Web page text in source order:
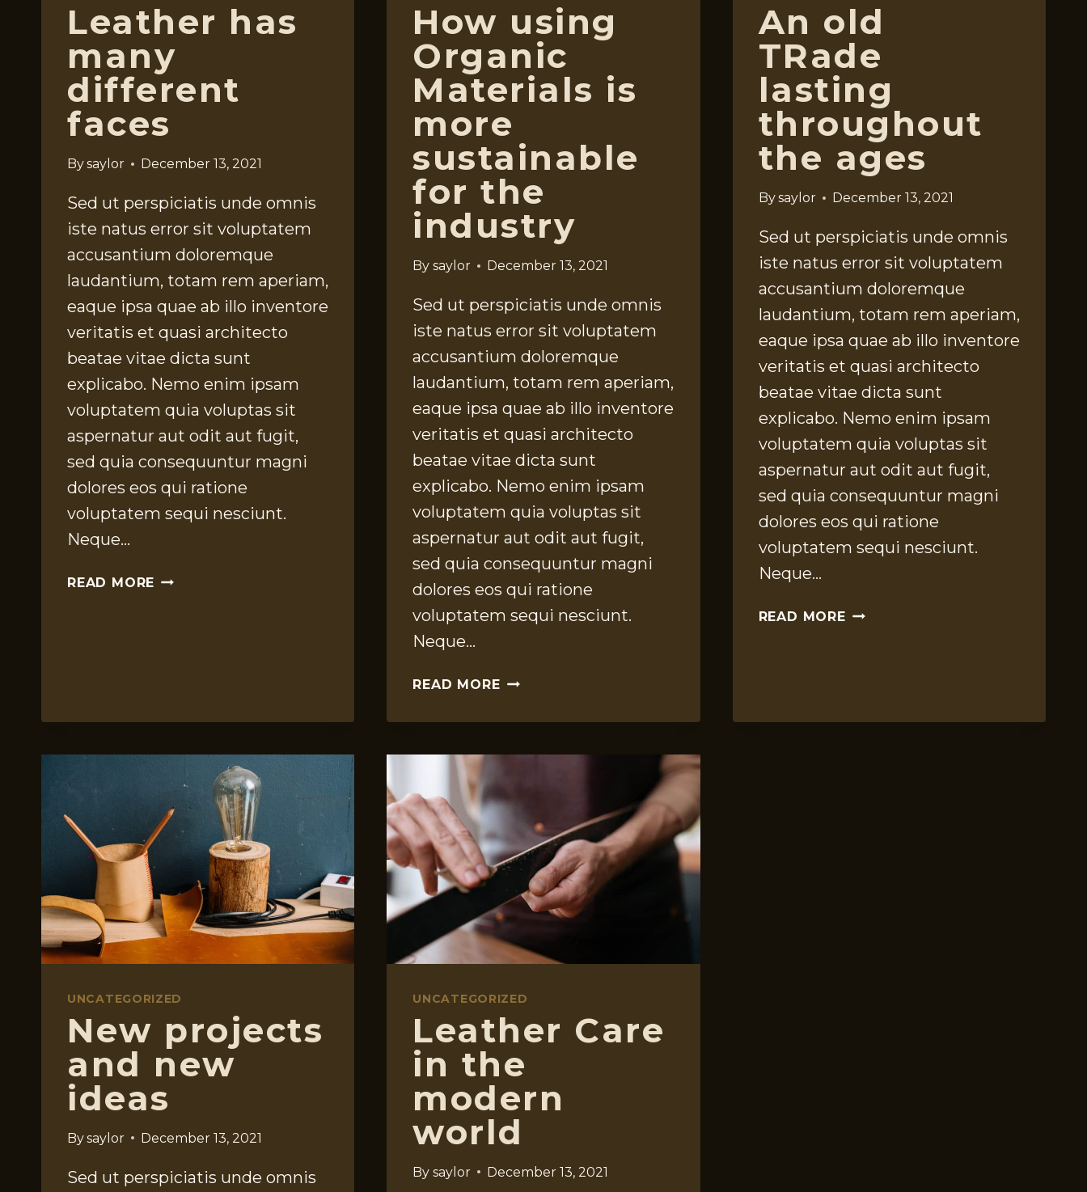
Leather has
many
different
faces
Bysaylor December 13, 2021
Sed ut perspiciatis unde omnis
iste natus error sit voluptatem
accusantium doloremque
laudantium, totam rem aperiam,
eaque ipsa quae ab illo inventore
veritatis et quasi architecto
beatae vitae dicta sunt
explicabo. Nemo enim ipsam
voluptatem quia voluptas sit
aspernatur aut odit aut fugit,
sed quia consequuntur magni
dolores eos qui ratione
voluptatem sequi nesciunt.
Neque…
READ MORE LEATHER
How using
Organic
Materials is
more
sustainable
for the
industry
By saylor December 13, 2021
Sed ut perspiciatis unde omnis
iste natus error sit voluptatem
accusantium doloremque
laudantium, totam rem aperiam,
eaque ipsa quae ab illo inventore
veritatis et quasi architecto
beatae vitae dicta sunt
explicabo. Nemo enim ipsam
voluptatem quia voluptas sit
aspernatur aut odit aut fugit,
sed quia consequuntur magni
dolores eos qui ratione
voluptatem sequi nesciunt.
Neque…
READ MOREHOW
ORGANIC
SUSTAINABLE
THE
INDUSTRY
An old
TRade
lasting
throughout
the ages
Bysaylor December 13, 2021
Sed ut perspiciatis unde omnis
iste natus error sit voluptatem
accusantium doloremque
laudantium, totam rem aperiam,
eaque ipsa quae ab illo inventore
veritatis et quasi architecto
beatae vitae dicta sunt
explicabo. Nemo enim ipsam
voluptatem quia voluptas sit
aspernatur aut odit aut fugit,
sed quia consequuntur magni
dolores eos qui ratione
voluptatem sequi nesciunt.
Neque…
READ MOREAN
UNCATEGORIZED
New projects
and new
ideas
Bysaylor December 13, 2021
Sed ut perspiciatis unde omnis
UNCATEGORIZED
Leather Care
in the
modern
world
By saylor December 13, 2021